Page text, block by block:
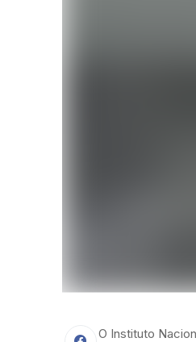
O Instituto